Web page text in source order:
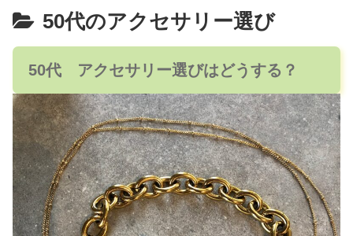
50代のアクセサリー選び
50代 アクセサリー選びはどうする？